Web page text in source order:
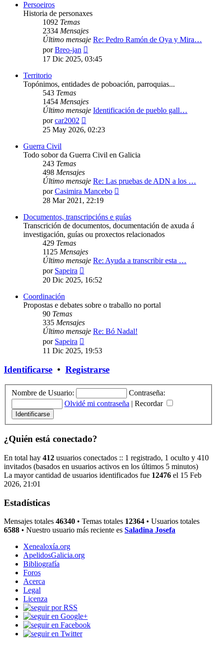
Persoeiros
Historia de personaxes
1092 Temas
2334 Mensajes
Último mensaje Re: Pedro Ramón de Oya y Mira…
porBreo-jan
último
17 Dic 2025, 03:45
Territorio
Topónimos, entidades de poboación, parroquias...
543 Temas
1454 Mensajes
Último mensaje Identificación de pueblo gall…
porcar2002
último
25 May 2026, 02:23
Guerra Civil
Todo sobor da Guerra Civil en Galicia
243 Temas
498 Mensajes
Último mensaje Re: Las pruebas de ADN a los …
porCasimira Mancebo
28 Mar 2021, 22:19
Documentos, transcripcións e guías
Transcrición de documentos, documentación de axuda á
investigación, guías ou proxectos relacionados
429 Temas
1125 Mensajes
Último mensaje Re: Ayuda a transcribir esta …
por Sapeira
último
20 Dic 2025, 16:52
Coordinación
Propostas e debates sobre o traballo no portal
90 Temas
335 Mensajes
Último mensaje Re: Bó Nadal!
por Sapeira
último
11 Dic 2025, 19:53
Identificarse • Registrarse
Nombre de Usuario:
Contraseña:
Olvidé mi contraseña | Recordar
¿Quién está conectado?
En total hay 412 usuarios conectados :: 1 registrado, 1 oculto y 410
invitados (basados en usuarios activos en los últimos 5 minutos)
La mayor cantidad de usuarios identificados fue 12476 el 15 Feb
2026, 21:01
Estadísticas
Mensajes totales 46340 • Temas totales 12364 • Usuarios totales
6588 • Nuestro usuario más reciente es Saladina Josefa
Xenealoxía.org
ApelidosGalicia.org
Bibliografía
Foros
Acerca
Legal
Licenza